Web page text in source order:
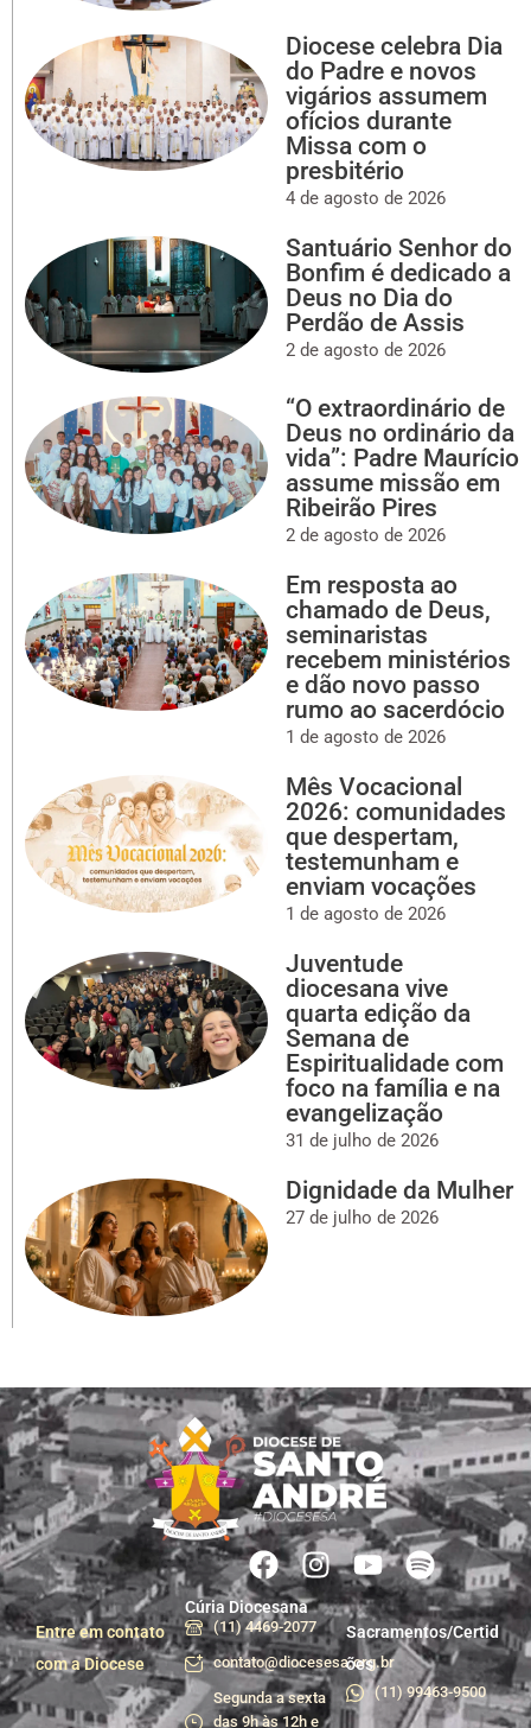
Diocese celebra Dia
do Padre e novos
vigários assumem
ofícios durante
Missa com o
presbitério
4 de agosto de 2026
Santuário Senhor do
Bonfim é dedicado a
Deus no Dia do
Perdão de Assis
2 de agosto de 2026
“O extraordinário de
Deus no ordinário da
vida”: Padre Maurício
assume missão em
Ribeirão Pires
2 de agosto de 2026
Em resposta ao
chamado de Deus,
seminaristas
recebem ministérios
e dão novo passo
rumo ao sacerdócio
1 de agosto de 2026
Mês Vocacional
2026: comunidades
que despertam,
testemunham e
enviam vocações
1 de agosto de 2026
Juventude
diocesana vive
quarta edição da
Semana de
Espiritualidade com
foco na família e na
evangelização
31 de julho de 2026
Dignidade da Mulher
27 de julho de 2026
Entre em contato
com a Diocese
Cúria Diocesana
(11) 4469-2077
contato@diocesesa.org.br
Segunda a sexta
das 9h às 12h e
Sacramentos/Certid
ões
(11) 99463-9500